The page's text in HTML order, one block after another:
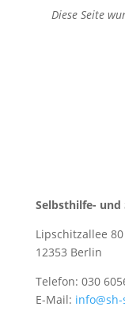
Diese Seite
Selbsthilfe-
Lipschitzallee 80
12353 Berlin
Telefon: 030
E-Mail: